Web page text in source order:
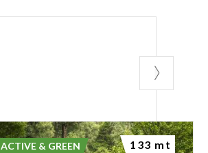
ACTIVE & GREEN 133 mt